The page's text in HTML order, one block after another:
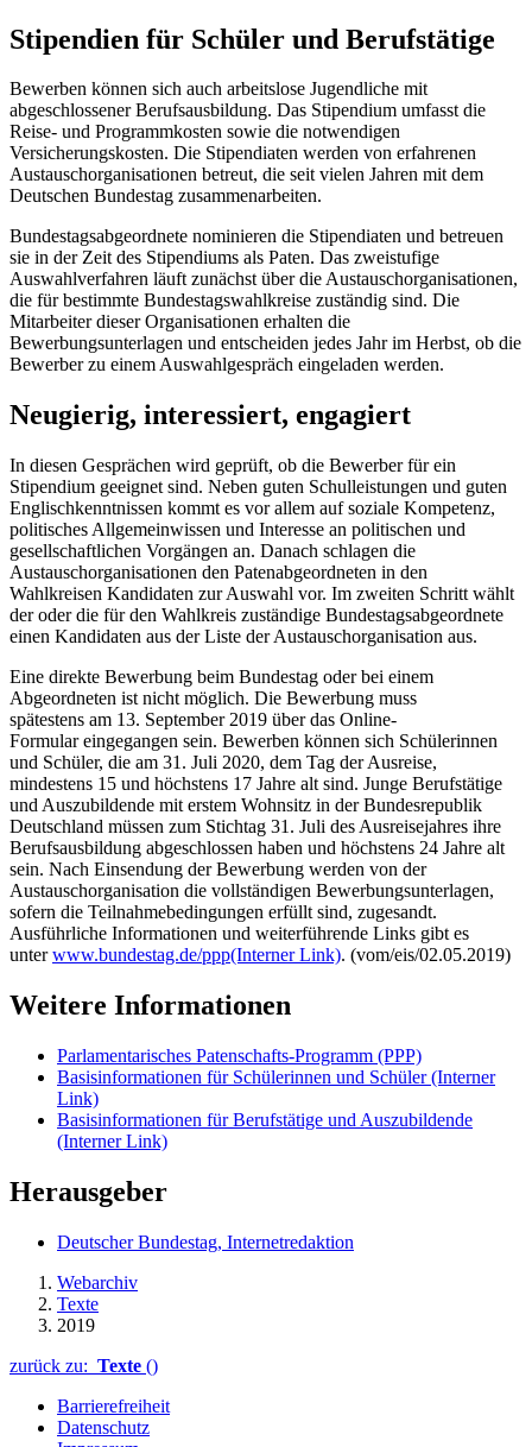
Stipendien für Schüler und Berufstätige
Bewerben können sich auch arbeitslose Jugendliche mit
abgeschlossener Berufsausbildung. Das Stipendium umfasst die
Reise- und Programmkosten sowie die notwendigen
Versicherungskosten. Die Stipendiaten werden von erfahrenen
Austauschorganisationen betreut, die seit vielen Jahren mit dem
Deutschen Bundestag zusammenarbeiten.
Bundestagsabgeordnete nominieren die Stipendiaten und betreuen
sie in der Zeit des Stipendiums als Paten. Das zweistufige
Auswahlverfahren läuft zunächst über die Austauschorganisationen,
die für bestimmte Bundestagswahlkreise zuständig sind. Die
Mitarbeiter dieser Organisationen erhalten die
Bewerbungsunterlagen und entscheiden jedes Jahr im Herbst, ob die
Bewerber zu einem Auswahlgespräch eingeladen werden.
Neugierig, interessiert, engagiert
In diesen Gesprächen wird geprüft, ob die Bewerber für ein
Stipendium geeignet sind. Neben guten Schulleistungen und guten
Englischkenntnissen kommt es vor allem auf soziale Kompetenz,
politisches Allgemeinwissen und Interesse an politischen und
gesellschaftlichen Vorgängen an. Danach schlagen die
Austauschorganisationen den Patenabgeordneten in den
Wahlkreisen Kandidaten zur Auswahl vor. Im zweiten Schritt wählt
der oder die für den Wahlkreis zuständige Bundestagsabgeordnete
einen Kandidaten aus der Liste der Austauschorganisation aus.
Eine direkte Bewerbung beim Bundestag oder bei einem
Abgeordneten ist nicht möglich. Die Bewerbung muss
spätestens am 13. September 2019 über das Online-
Formular eingegangen sein. Bewerben können sich Schülerinnen
und Schüler, die am 31. Juli 2020, dem Tag der Ausreise,
mindestens 15 und höchstens 17 Jahre alt sind. Junge Berufstätige
und Auszubildende mit erstem Wohnsitz in der Bundesrepublik
Deutschland müssen zum Stichtag 31. Juli des Ausreisejahres ihre
Berufsausbildung abgeschlossen haben und höchstens 24 Jahre alt
sein. Nach Einsendung der Bewerbung werden von der
Austauschorganisation die vollständigen Bewerbungsunterlagen,
sofern die Teilnahmebedingungen erfüllt sind, zugesandt.
Ausführliche Informationen und weiterführende Links gibt es
unterwww.bundestag.de/ppp(Interner Link). (vom/eis/02.05.2019)
Weitere Informationen
Parlamentarisches Patenschafts-Programm (PPP)
Basisinformationen für Schülerinnen und Schüler(Interner
Link)
Basisinformationen für Berufstätige und Auszubildende
(Interner Link)
Herausgeber
Deutscher Bundestag, Internetredaktion
Webarchiv
Texte
2019
zurück zu: Texte ()
Barrierefreiheit
Datenschutz